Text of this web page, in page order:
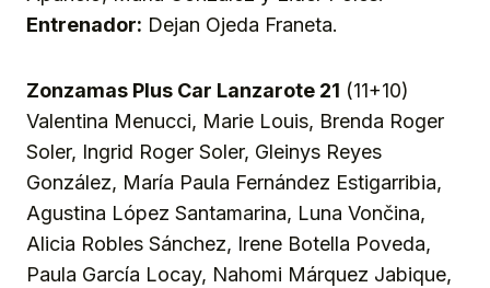
Entrenador: Dejan Ojeda Franeta.
Zonzamas Plus Car Lanzarote 21 (11+10)
Valentina Menucci, Marie Louis, Brenda Roger
Soler, Ingrid Roger Soler, Gleinys Reyes
González, María Paula Fernández Estigarribia,
Agustina López Santamarina, Luna Vončina,
Alicia Robles Sánchez, Irene Botella Poveda,
Paula García Locay, Nahomi Márquez Jabique,